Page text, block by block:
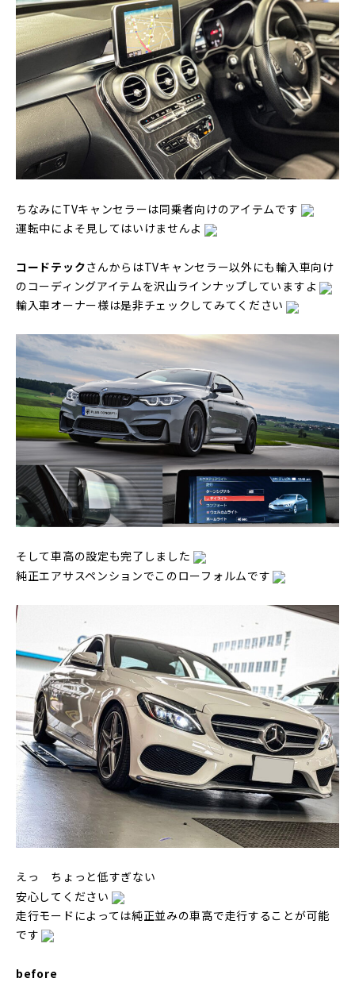
ちなみにTVキャンセラーは同乗者向けのアイテムです
運転中によそ見してはいけませんよ
コードテックさんからはTVキャンセラー以外にも輸入車向け
のコーディングアイテムを沢山ラインナップしていますよ
輸入車オーナー様は是非チェックしてみてください
そして車高の設定も完了しました
純正エアサスペンションでこのローフォルムです
えっ ちょっと低すぎない
安心してください
走行モードによっては純正並みの車高で走行することが可能
です
before